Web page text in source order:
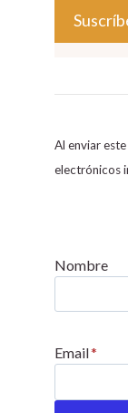
o
s
t
C
n
a
Al enviar
electrónicos
Nombre
Email*